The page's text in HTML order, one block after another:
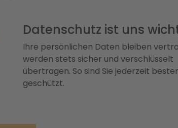
Datenschutz ist uns
Ihre persönlichen Daten bleiben
werden stets sicher und verschlüsselt
übertragen. So sind Sie jederzeit
geschützt.